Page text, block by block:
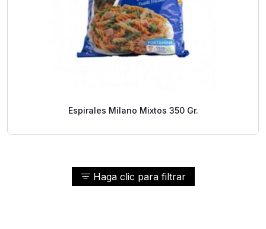
Haga clic para filtrar
Espirales Milano Mixtos 350 Gr.